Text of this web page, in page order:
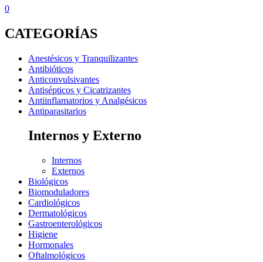
0
CATEGORÍAS
Anestésicos y Tranquilizantes
Antibióticos
Anticonvulsivantes
Antisépticos y Cicatrizantes
Antiinflamatorios y Analgésicos
Antiparasitarios
Internos y Externo
Internos
Externos
Biológicos
Biomoduladores
Cardiológicos
Dermatológicos
Gastroenterológicos
Higiene
Hormonales
Oftalmológicos